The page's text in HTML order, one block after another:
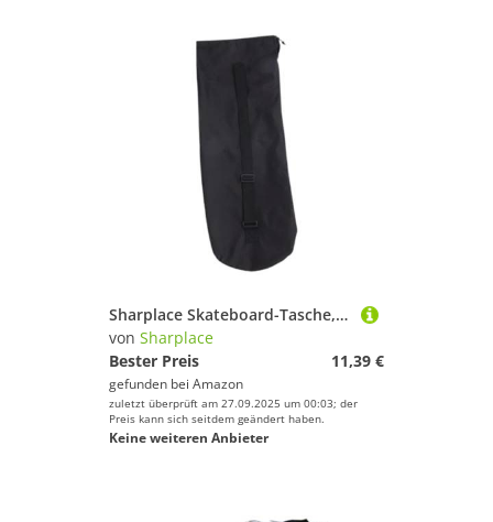
Sharplace Skateboard-Tasche, Aufbewahrungs-Organizer, Schutz, praktisches Zubehör, staubdicht, leicht, Geschenk, Tragetasche für Skateboards
von Sharplace
Bester Preis
11,39 €
gefunden bei Amazon
zuletzt überprüft am 27.09.2025 um 00:03; der
Preis kann sich seitdem geändert haben.
Keine weiteren Anbieter